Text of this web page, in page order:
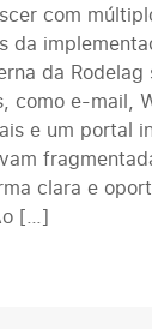
com
da
da Rodelag
como e-mail,
e um portal
clara e
[…]